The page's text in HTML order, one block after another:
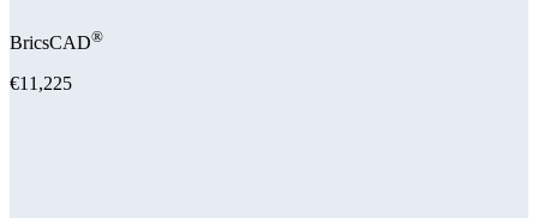
BricsCAD®
€11,225